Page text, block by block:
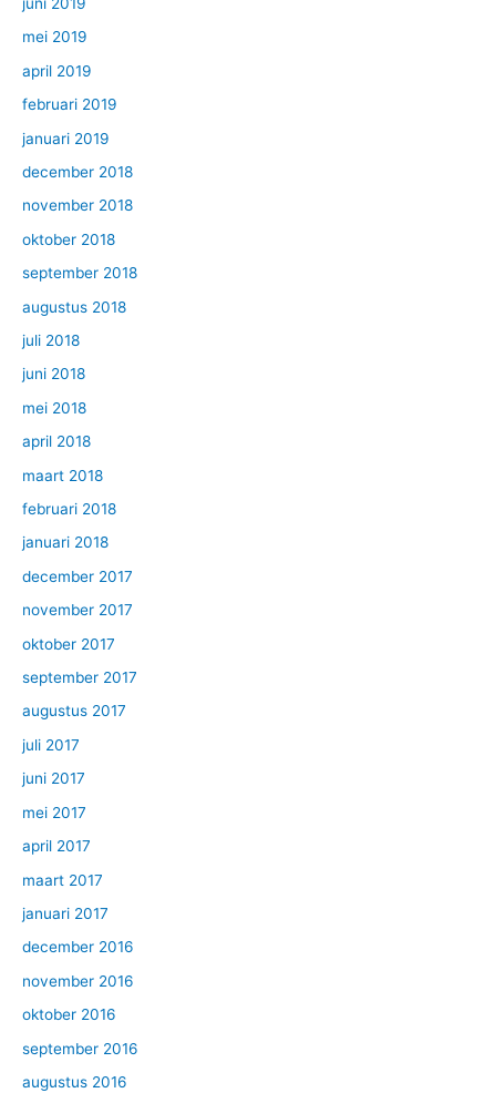
mei 2019
april 2019
februari 2019
januari 2019
december 2018
november 2018
oktober 2018
september 2018
augustus 2018
juli 2018
juni 2018
mei 2018
april 2018
maart 2018
februari 2018
januari 2018
december 2017
november 2017
oktober 2017
september 2017
augustus 2017
juli 2017
juni 2017
mei 2017
april 2017
maart 2017
januari 2017
december 2016
november 2016
oktober 2016
september 2016
augustus 2016